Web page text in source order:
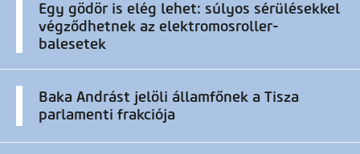
Egy gödör is elég lehet: súlyos sérülésekkel
végződhetnek az elektromosroller-
balesetek
Baka Andrást jelöli államfőnek a Tisza
parlamenti frakciója